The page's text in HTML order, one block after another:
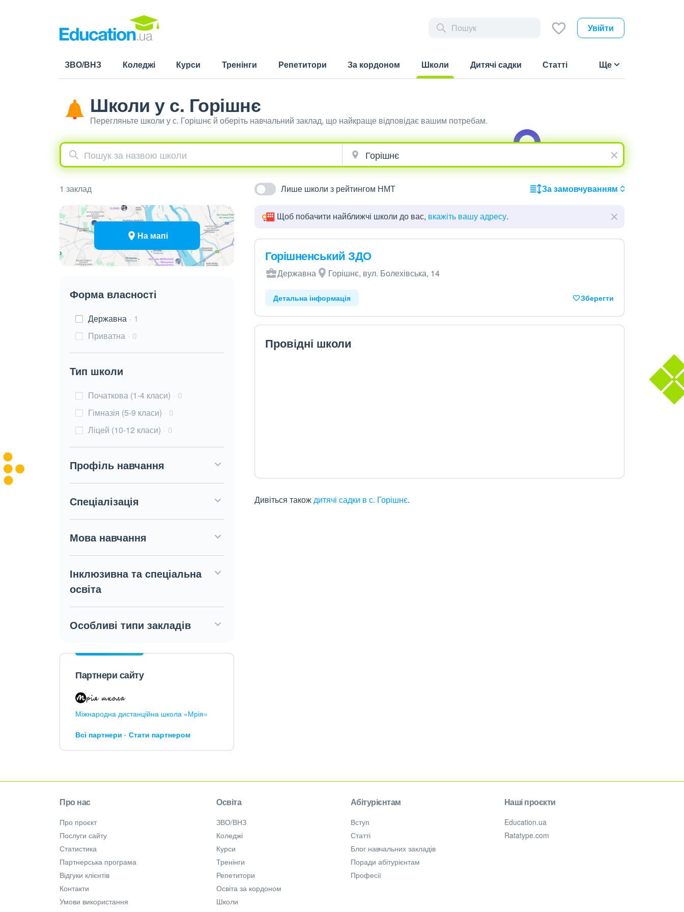
Увійти
ЗВО/ВНЗ Коледжі Курси Тренінги Репетитори За кордоном
Школи
Дитячі садки Статті Ще
Школи у с. Горішнє
Перегляньте школи у с. Горішнє й оберіть навчальний заклад, що найкраще відповідає вашим потребам.
1 заклад Лише школи з рейтингом НМТ За замовчуванням
На мапі
Форма власності
Державна
1
Приватна
0
Тип школи
Початкова (1-4 класи)
0
Гімназія (5-9 класи)
0
Ліцей (10-12 класи)
0
Профіль навчання
Спеціалізація
Мова навчання
Інклюзивна та спеціальна
освіта
Особливі типи закладів
Партнери сайту
Міжнародна дистанційна школа «Мрія»
Всі партнери Стати партнером
Щоб побачити найближчі школи до вас, вкажіть вашу адресу.
Горішненський ЗДО
Державна Горішнє, вул. Болехівська, 14
Детальна інформація Зберегти
Провідні школи
Дивіться такождитячі садки в с. Горішнє.
Про нас
Про проєкт
Послуги сайту
Статистика
Партнерська програма
Відгуки клієнтів
Контакти
Умови використання
Освіта
ЗВО/ВНЗ
Коледжі
Курси
Тренінги
Репетитори
Освіта за кордоном
Школи
Абітурієнтам
Вступ
Статті
Блог навчальних закладів
Поради абітурієнтам
Професії
Наші проєкти
Education.ua
Ratatype.com